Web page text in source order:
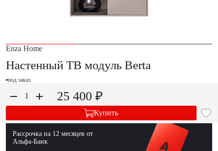
Enza Home
Настенный ТВ модуль Berta
под заказ
25 400 ₽
Купить
Рассрочка на 12 месяцев от
Альфа-Банк